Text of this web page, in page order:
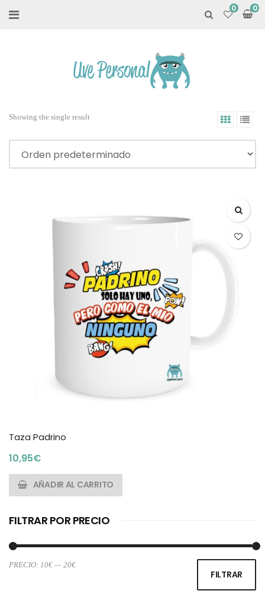
0
Showing the single result
Taza Padrino
10,95€
AÑADIR AL CARRITO
FILTRAR POR PRECIO
FILTRAR
PRECIO: 10€ — 20€